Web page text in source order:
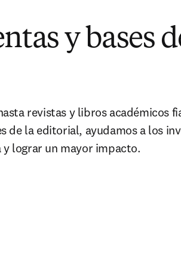
y bases
revistas y libros académicos
de la editorial, ayudamos a los
y lograr un mayor impacto.